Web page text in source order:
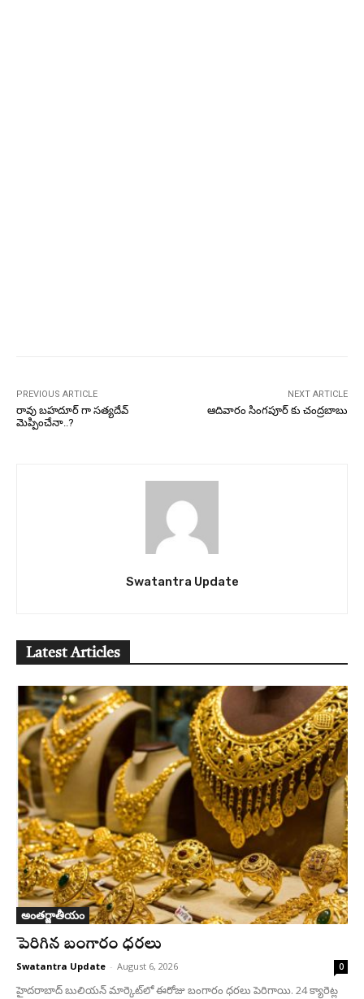
PREVIOUS ARTICLE
రావు బహదూర్ గా సత్యదేవ్
మెప్పించేనా..?
NEXT ARTICLE
ఆదివారం సింగపూర్ కు చంద్రబాబు
Swatantra Update
Latest Articles
అంతర్జాతీయం
పెరిగిన బంగారం ధరలు
Swatantra Update - August 6, 2026 0
హైదరాబాద్ బులియన్‌ మార్కెట్‌లో ఈరోజు బంగారం ధరలు పెరిగాయి. 24 క్యారెట్ల